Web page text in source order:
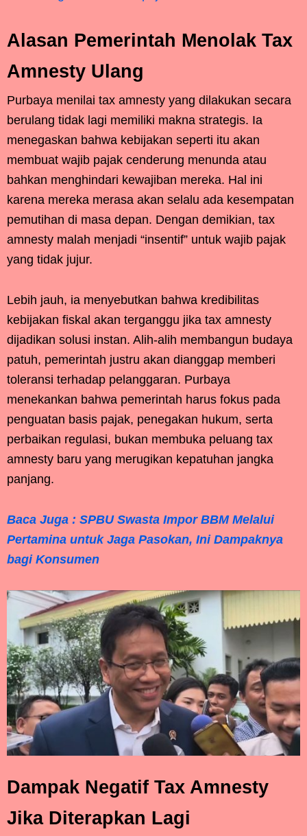
Alasan Pemerintah Menolak Tax
Amnesty Ulang
Purbaya menilai tax amnesty yang dilakukan secara
berulang tidak lagi memiliki makna strategis. Ia
menegaskan bahwa kebijakan seperti itu akan
membuat wajib pajak cenderung menunda atau
bahkan menghindari kewajiban mereka. Hal ini
karena mereka merasa akan selalu ada kesempatan
pemutihan di masa depan. Dengan demikian, tax
amnesty malah menjadi “insentif” untuk wajib pajak
yang tidak jujur.
Lebih jauh, ia menyebutkan bahwa kredibilitas
kebijakan fiskal akan terganggu jika tax amnesty
dijadikan solusi instan. Alih-alih membangun budaya
patuh, pemerintah justru akan dianggap memberi
toleransi terhadap pelanggaran. Purbaya
menekankan bahwa pemerintah harus fokus pada
penguatan basis pajak, penegakan hukum, serta
perbaikan regulasi, bukan membuka peluang tax
amnesty baru yang merugikan kepatuhan jangka
panjang.
Baca Juga : SPBU Swasta Impor BBM Melalui
Pertamina untuk Jaga Pasokan, Ini Dampaknya
bagi Konsumen
Dampak Negatif Tax Amnesty
Jika Diterapkan Lagi